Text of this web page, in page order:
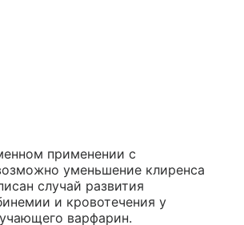
применении с
уменьшение клиренса
случай развития
и кровотечения у
варфарин.